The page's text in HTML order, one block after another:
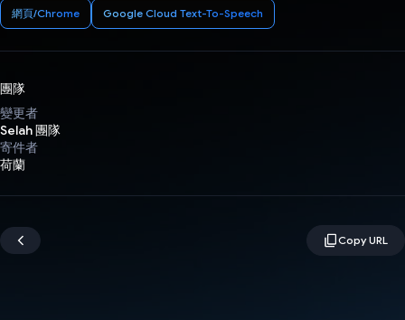
網頁/Chrome Google Cloud Text-To-Speech
團隊
變更者
Selah 團隊
寄件者
荷蘭